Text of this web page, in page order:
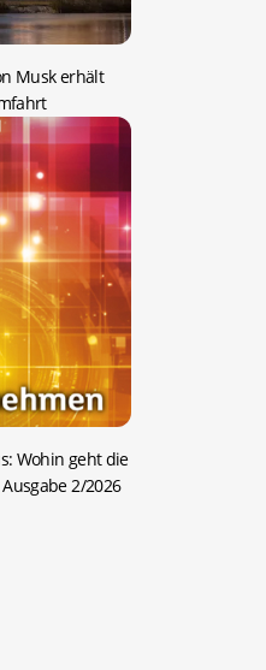
Musk erhält
Wohin geht die
2/2026